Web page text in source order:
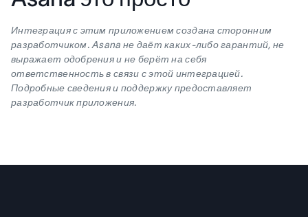
Интеграция с этим приложением создана сторонним
разработчиком. Asana не даёт каких-либо гарантий, не
выражает одобрения и не берёт на себя
ответственность в связи с этой интеграцией.
Подробные сведения и поддержку предоставляет
разработчик приложения.